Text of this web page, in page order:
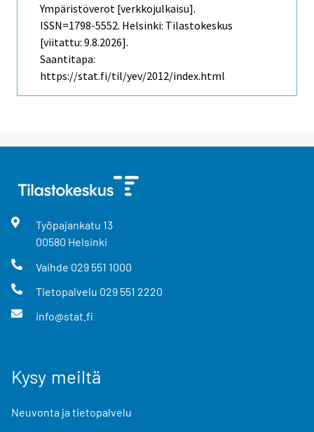
Ympäristöverot [verkkojulkaisu].
ISSN=1798-5552. Helsinki: Tilastokeskus
[viitattu: 9.8.2026].
Saantitapa:
https://stat.fi/til/yev/2012/index.html
Työpajankatu 13
00580 Helsinki
Vaihde 029 551 1000
Tietopalvelu 029 551 2220
info@stat.fi
Kysy meiltä
Neuvonta ja tietopalvelu